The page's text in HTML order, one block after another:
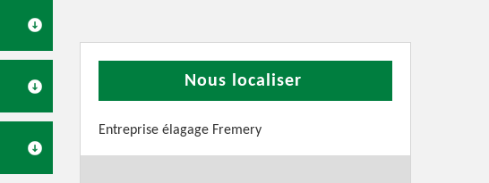
Nous localiser
Entreprise élagage Fremery